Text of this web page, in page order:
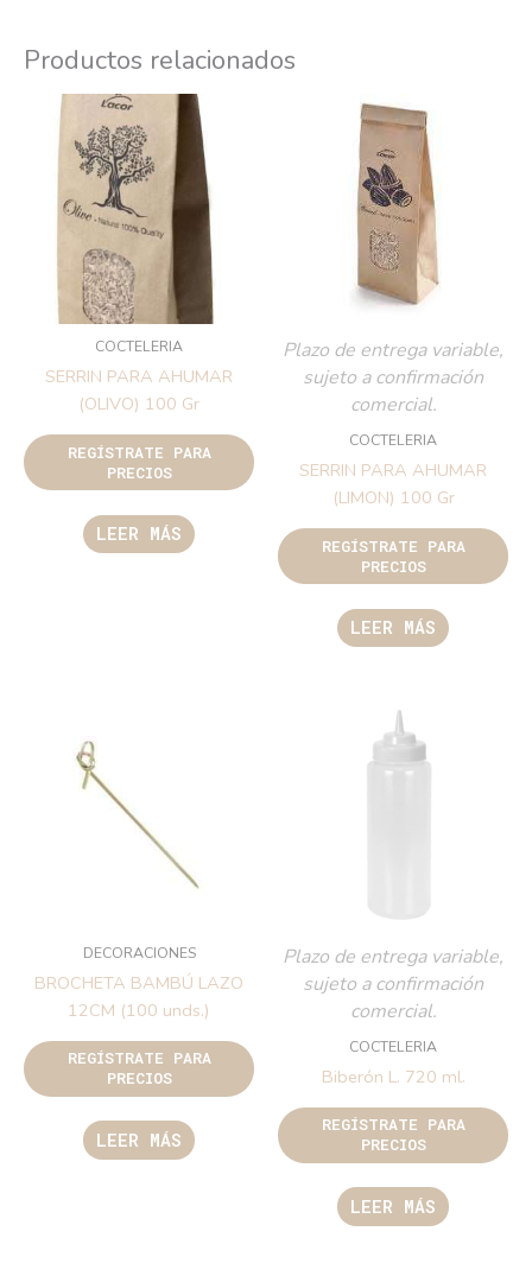
Productos relacionados
COCTELERIA
SERRIN PARA AHUMAR
(OLIVO) 100 Gr
REGÍSTRATE PARA
PRECIOS
LEER MÁS
Plazo de entrega variable,
sujeto a confirmación
comercial.
COCTELERIA
SERRIN PARA AHUMAR
(LIMON) 100 Gr
REGÍSTRATE PARA
PRECIOS
LEER MÁS
DECORACIONES
BROCHETA BAMBÚ LAZO
12CM (100 unds.)
REGÍSTRATE PARA
PRECIOS
LEER MÁS
Plazo de entrega variable,
sujeto a confirmación
comercial.
COCTELERIA
Biberón L. 720 ml.
REGÍSTRATE PARA
PRECIOS
LEER MÁS